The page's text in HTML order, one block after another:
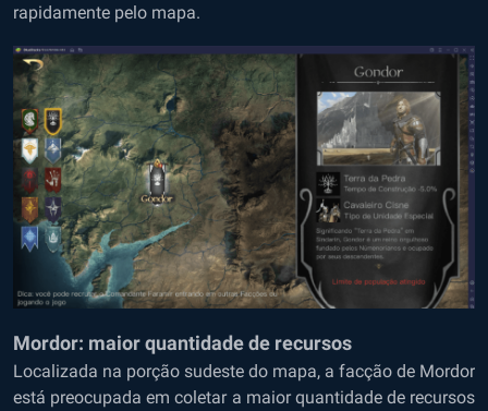
rapidamente pelo mapa.
Mordor: maior quantidade de recursos
Localizada na porção sudeste do mapa, a facção de Mordor
está preocupada em coletar a maior quantidade de recursos